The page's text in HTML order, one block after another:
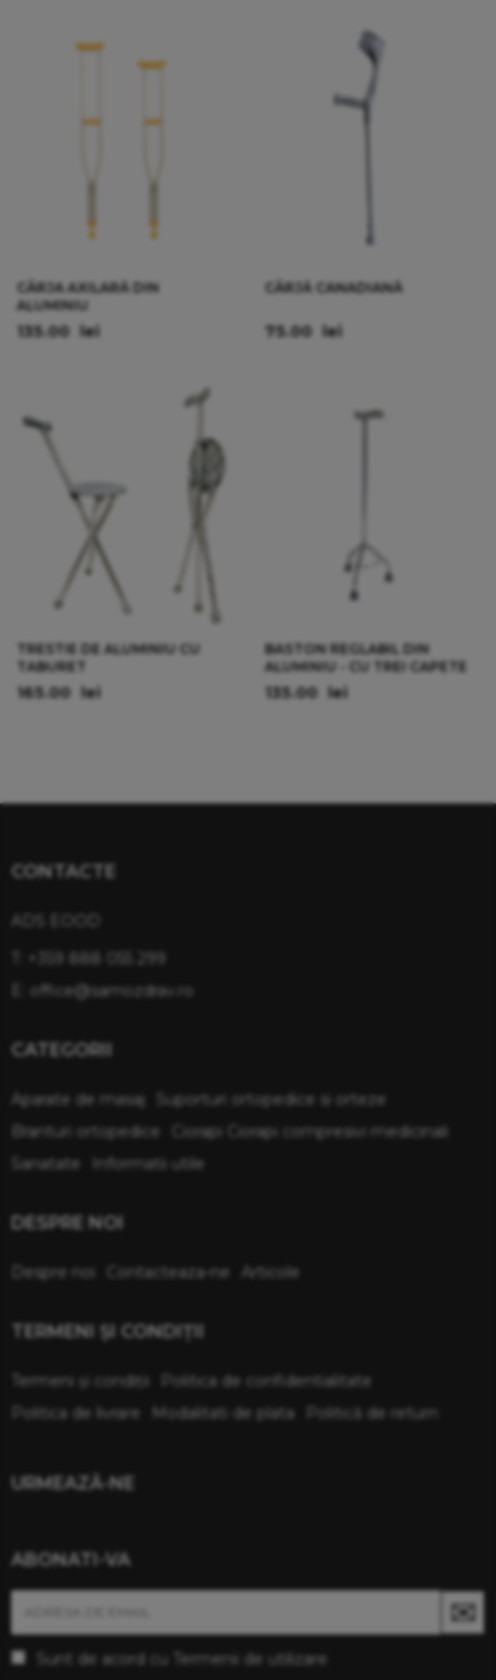
CÂRJA AXILARĂ DIN
ALUMINIU
135.00 lei
CÂRJĂ CANADIANĂ
75.00 lei
TRESTIE DE ALUMINIU CU
TABURET
165.00 lei
BASTON REGLABIL DIN
ALUMINIU - CU TREI CAPETE
135.00 lei
CONTACTE
+359 888 055 299
office@samozdrav.ro
CATEGORII
Aparate de masaj
Suporturi ortopedice si orteze
Branturi ortopedice
Ciorapi Ciorapi compresivi medicinali
Sanatate
Informatii utile
DESPRE NOI
Despre noi Contacteaza-ne Articole
TERMENI ŞI CONDIŢII
Termeni şi condiţii
Politica de confidentialitate
Politica de livrare
Modalitati de plata Politică de return
URMEAZĂ-NE
ABONATI-VA
Sunt de acord cu Termenii de utilizare